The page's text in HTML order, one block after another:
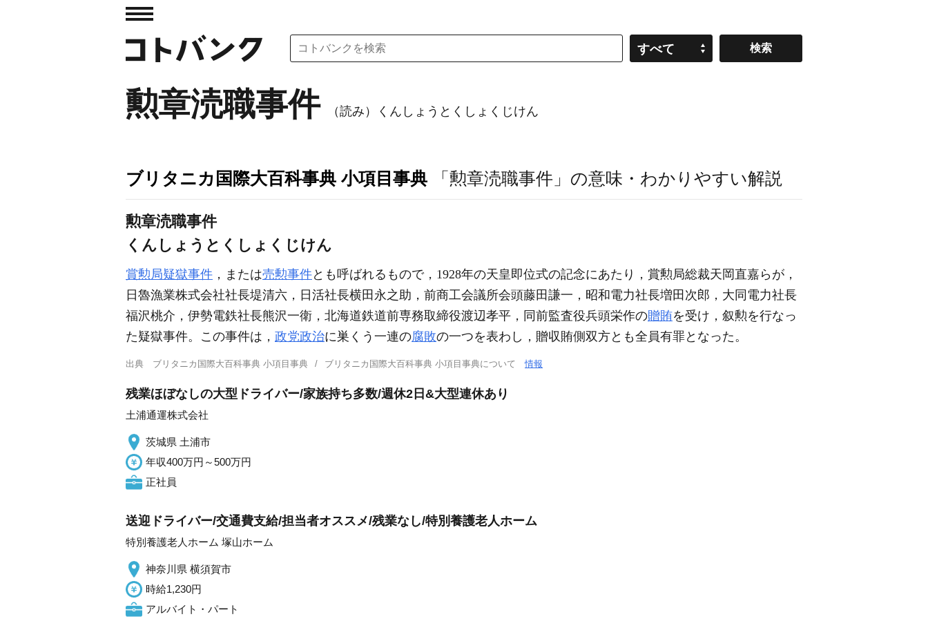
すべて
勲章涜職事件 （読み）くんしょうとくしょくじけん
ブリタニカ国際大百科事典 小項目事典 「勲章涜職事件」の意味・わかりやすい解説
勲章涜職事件
くんしょうとくしょくじけん
賞勲局疑獄事件 ，または売勲事件とも呼ばれるもので，1928年の天皇即位式の記念にあたり，賞勲局総裁天岡直嘉らが，
日魯漁業株式会社社長堤清六，日活社長横田永之助，前商工会議所会頭藤田謙一，昭和電力社長増田次郎，大同電力社長
福沢桃介，伊勢電鉄社長熊沢一衛，北海道鉄道前専務取締役渡辺孝平，同前監査役兵頭栄作の贈賄を受け，叙勲を行なっ
た疑獄事件。この事件は， 政党政治に巣くう一連の腐敗の一つを表わし，贈収賄側双方とも全員有罪となった。
出典 ブリタニカ国際大百科事典 小項目事典 ブリタニカ国際大百科事典 小項目事典について情報
残業ほぼなしの大型ドライバー/家族持ち多数/週休2日&大型連休あり
土浦通運株式会社
茨城県 土浦市
年収400万円～500万円
正社員
送迎ドライバー/交通費支給/担当者オススメ/残業なし/特別養護老人ホーム
特別養護老人ホーム 塚山ホーム
神奈川県 横須賀市
時給1,230円
アルバイト・パート